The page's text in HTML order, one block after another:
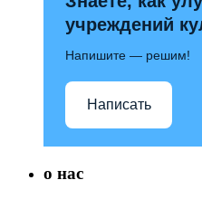
учреждений
Напишите — решим!
Написать
о нас